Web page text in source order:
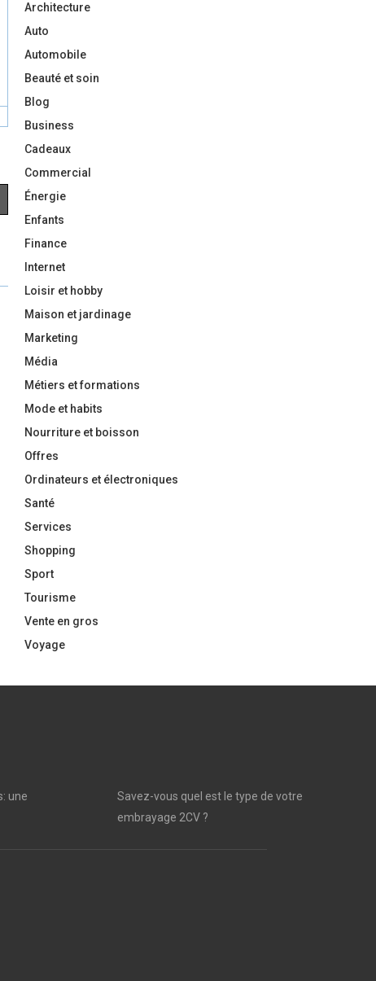
Architecture
Auto
Automobile
Beauté et soin
Blog
Business
Cadeaux
Commercial
Énergie
Enfants
Finance
Internet
Loisir et hobby
Maison et jardinage
Marketing
Média
Métiers et formations
Mode et habits
Nourriture et boisson
Offres
Ordinateurs et électroniques
Santé
Services
Shopping
Sport
Tourisme
Vente en gros
Voyage
une
Savez-vous quel est le type de votre
embrayage 2CV ?